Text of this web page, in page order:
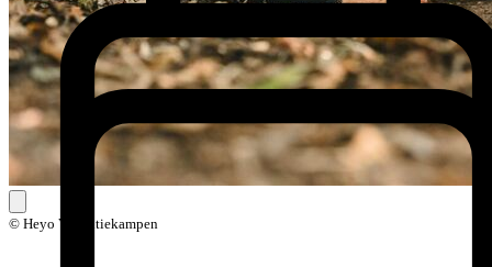
© Heyo Vakantiekampen